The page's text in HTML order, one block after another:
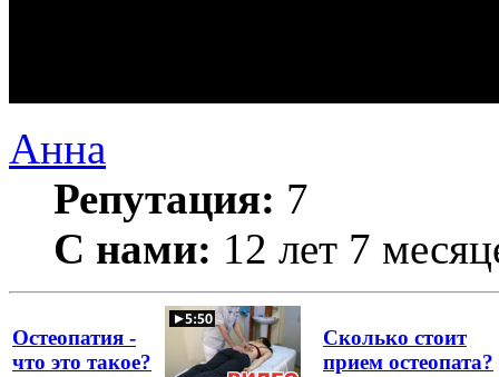
Анна
Репутация: 7
С нами: 12 лет 7
Остеопатия -
что это такое?
Сколько стоит
прием остеопата?